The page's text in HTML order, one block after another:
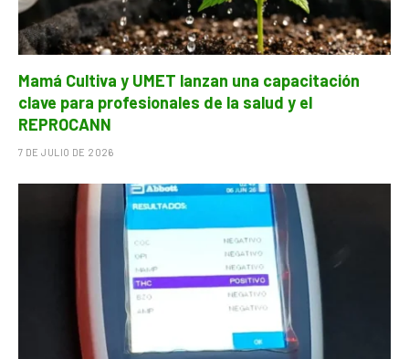
Mamá Cultiva y UMET lanzan una capacitación
clave para profesionales de la salud y el
REPROCANN
7 DE JULIO DE 2026